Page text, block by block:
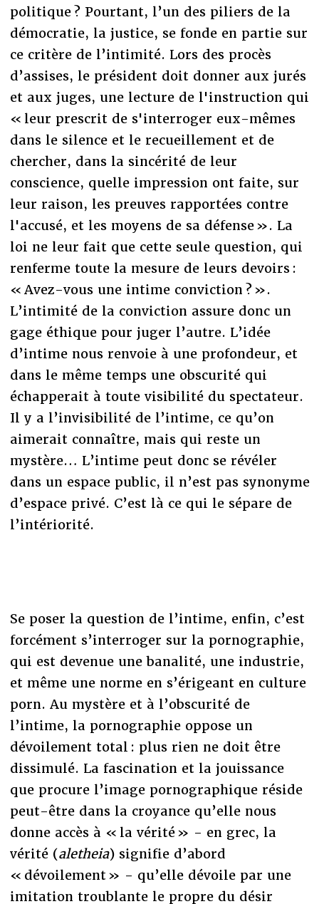
politique ? Pourtant, l’un des piliers de la
démocratie, la justice, se fonde en partie sur
ce critère de l’intimité. Lors des procès
d’assises, le président doit donner aux jurés
et aux juges, une lecture de l'instruction qui
« leur prescrit de s'interroger eux-mêmes
dans le silence et le recueillement et de
chercher, dans la sincérité de leur
conscience, quelle impression ont faite, sur
leur raison, les preuves rapportées contre
l'accusé, et les moyens de sa défense ». La
loi ne leur fait que cette seule question, qui
renferme toute la mesure de leurs devoirs :
« Avez-vous une intime conviction ? ».
L’intimité de la conviction assure donc un
gage éthique pour juger l’autre. L’idée
d’intime nous renvoie à une profondeur, et
dans le même temps une obscurité qui
échapperait à toute visibilité du spectateur.
Il y a l’invisibilité de l’intime, ce qu’on
aimerait connaître, mais qui reste un
mystère… L’intime peut donc se révéler
dans un espace public, il n’est pas synonyme
d’espace privé. C’est là ce qui le sépare de
l’intériorité.
Se poser la question de l’intime, enfin, c’est
forcément s’interroger sur la pornographie,
qui est devenue une banalité, une industrie,
et même une norme en s’érigeant en culture
porn. Au mystère et à l’obscurité de
l’intime, la pornographie oppose un
dévoilement total : plus rien ne doit être
dissimulé. La fascination et la jouissance
que procure l’image pornographique réside
peut-être dans la croyance qu’elle nous
donne accès à « la vérité » - en grec, la
vérité (aletheia) signifie d’abord
« dévoilement » - qu’elle dévoile par une
imitation troublante le propre du désir